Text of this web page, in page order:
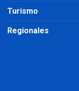
Turismo
Regionales